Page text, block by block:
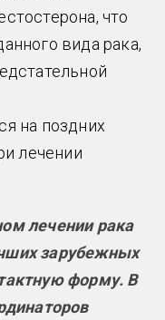
что
вида рака,
на поздних
лечении
лечении рака
зарубежных
форму. В